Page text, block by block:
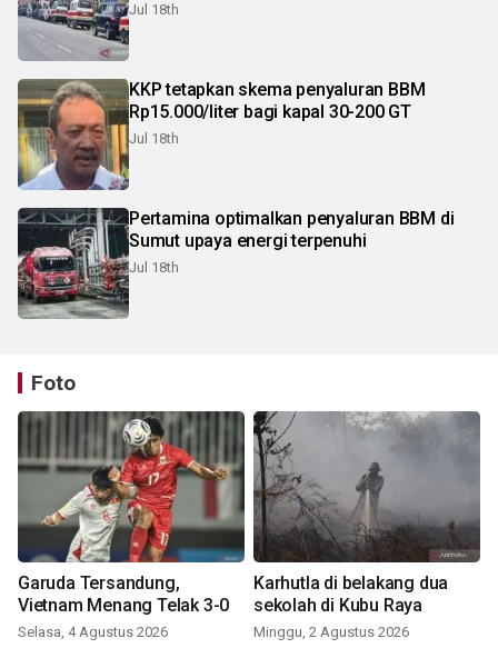
Jul 18th
KKP tetapkan skema penyaluran BBM
Rp15.000/liter bagi kapal 30-200 GT
Jul 18th
Pertamina optimalkan penyaluran BBM di
Sumut upaya energi terpenuhi
Jul 18th
Foto
Garuda Tersandung,
Vietnam Menang Telak 3-0
Selasa, 4 Agustus 2026
Karhutla di belakang dua
sekolah di Kubu Raya
Minggu, 2 Agustus 2026